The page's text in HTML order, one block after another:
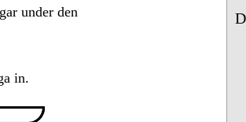
under den
in.